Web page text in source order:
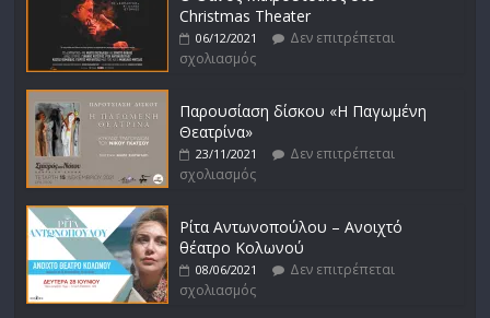
Christmas Theater
06/12/2021
Δεν επιτρέπεται
σχολιασμός
Παρουσίαση δίσκου «Η Παγωμένη
Θεατρίνα»
23/11/2021
Δεν επιτρέπεται
σχολιασμός
Ρίτα Αντωνοπούλου – Ανοιχτό
θέατρο Κολωνού
08/06/2021
Δεν επιτρέπεται
σχολιασμός